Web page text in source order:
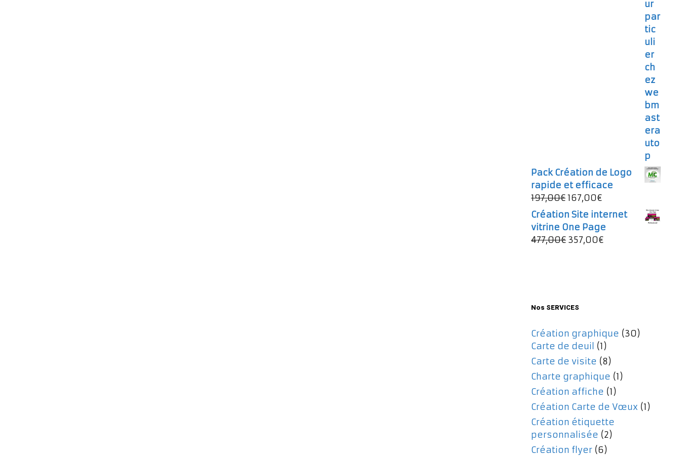
Pack Création de Logo
rapide et efficace
197,00€Le
prix
initial
était :
197,00€.
167,00€Le
prix
actuel
est :
Création Site internet
vitrine One Page
477,00€ Le
357,00€Le
Nos SERVICES
Création graphique (30)
Carte de deuil (1)
Carte de visite (8)
Charte graphique (1)
Création affiche (1)
Création Carte de Vœux (1)
Création étiquette
personnalisée (2)
Création flyer (6)